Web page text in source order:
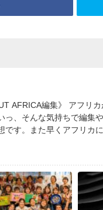
AFRICA編集》 アフリ
っ、そんな気持ちで編集
です。また早くアフリカ